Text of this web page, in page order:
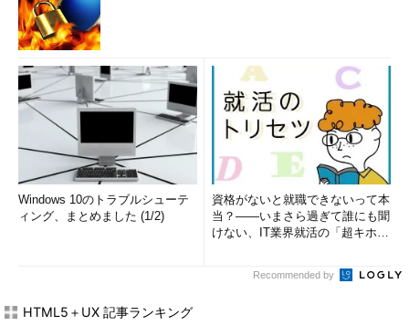
Windows 10のトラブルシューテ
ィング、まとめました (1/2)
資格がないと就職できないって本
当？――いまさら過ぎて誰にも聞
けない、IT業界就活の「超キホ
Recommended by
HTML5＋UX 記事ランキング